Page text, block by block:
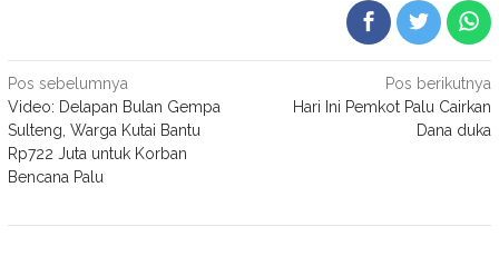
Navigasi
pos
Pos sebelumnya
Video: Delapan Bulan Gempa
Sulteng, Warga Kutai Bantu
Rp722 Juta untuk Korban
Bencana Palu
Pos berikutnya
Hari Ini Pemkot Palu Cairkan
Dana duka